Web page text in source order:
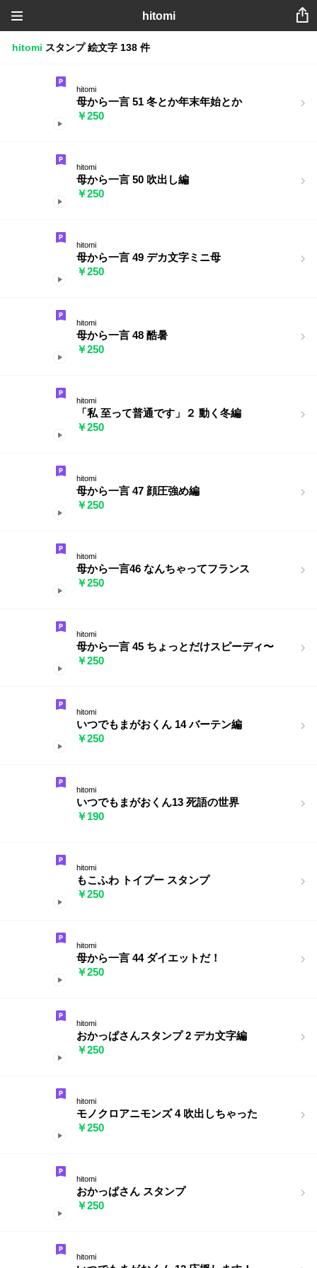
hitomi
hitomi スタンプ 絵文字 138 件
hitomi
母から一言 51 冬とか年末年始とか
￥250
hitomi
母から一言 50 吹出し編
￥250
hitomi
母から一言 49 デカ文字ミニ母
￥250
hitomi
母から一言 48 酷暑
￥250
hitomi
「私 至って普通です」２ 動く冬編
￥250
hitomi
母から一言 47 顔圧強め編
￥250
hitomi
母から一言46 なんちゃってフランス
￥250
hitomi
母から一言 45 ちょっとだけスピーディ〜
￥250
hitomi
いつでもまがおくん 14 バーテン編
￥250
hitomi
いつでもまがおくん13 死語の世界
￥190
hitomi
もこふわ トイプー スタンプ
￥250
hitomi
母から一言 44 ダイエットだ！
￥250
hitomi
おかっぱさんスタンプ 2 デカ文字編
￥250
hitomi
モノクロアニモンズ 4 吹出しちゃった
￥250
hitomi
おかっぱさん スタンプ
￥250
hitomi